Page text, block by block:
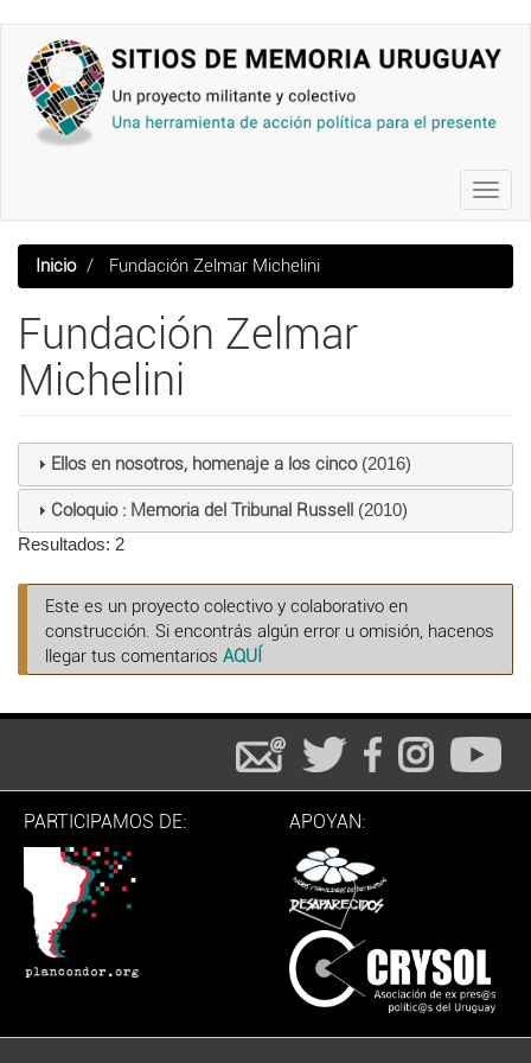
contenido
principal
Inicio Fundación Zelmar Michelini
Fundación Zelmar
Michelini
Ellos en nosotros, homenaje a los cinco(2016)
Coloquio : Memoria del Tribunal Russell (2010)
Resultados: 2
Este es un proyecto colectivo y colaborativo en
construcción. Si encontrás algún error u omisión, hacenos
llegar tus comentarios AQUÍ
PARTICIPAMOS DE: APOYAN: